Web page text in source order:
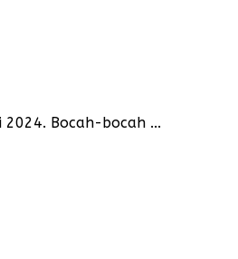
2024. Bocah-bocah ...